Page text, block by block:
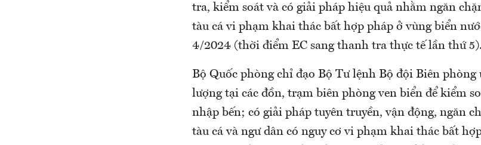
tra, kiểm soát và có giải pháp hiệu quả nhằm ngăn
tàu cá vi phạm khai thác bất hợp pháp ở vùng biển
4/2024 (thời điểm EC sang thanh tra thực tế lần thứ 5).
Bộ Quốc phòng chỉ đạo Bộ Tư lệnh Bộ đội Biên phòng
lượng tại các đồn, trạm biên phòng ven biển để kiểm
nhập bến; có giải pháp tuyên truyền, vận động, ngăn
tàu cá và ngư dân có nguy cơ vi phạm khai thác bất